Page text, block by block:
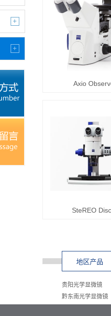
Axio
SteREO
地区产品
贵阳光学显微镜
黔东南光学显微镜